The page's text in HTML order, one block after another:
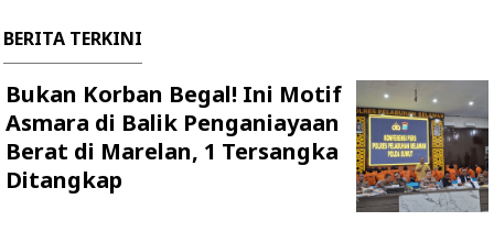
BERITA TERKINI
Bukan Korban Begal! Ini Motif
Asmara di Balik Penganiayaan
Berat di Marelan, 1 Tersangka
Ditangkap